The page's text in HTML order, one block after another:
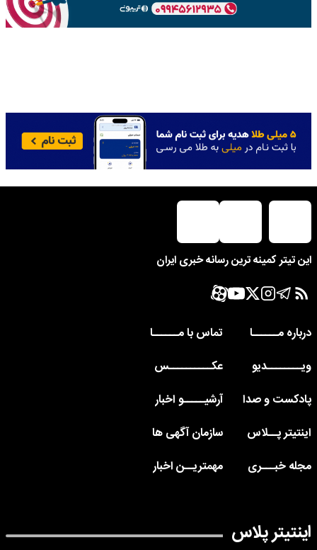
این تیتر کمینه ترین رسانه خبری ایران
درباره مــــــا
تماس با مــــــا
ویــــــــدیو
عکــــــــــس
پادکست و صدا
آرشیـــــو اخبار
اینتیتر پــلاس
سازمان آگهی ها
مجله خبـــری
مهمتریــن اخبار
اینتیتر پلاس